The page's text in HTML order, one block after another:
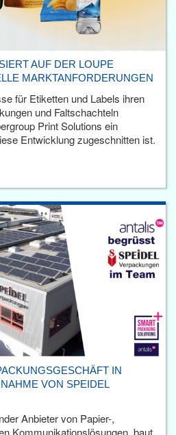
AUF DER LOUPE
MARKTANFORDERUNGEN
für Etiketten und Labels ihren
und Faltschachteln
Print Solutions ein
Entwicklung zugeschnitten ist.
IN
VON SPEIDEL
Anbieter von Papier-,
Kommunikationslösungen, baut